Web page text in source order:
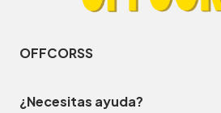
OFFCORSS
¿Necesitas ayuda?